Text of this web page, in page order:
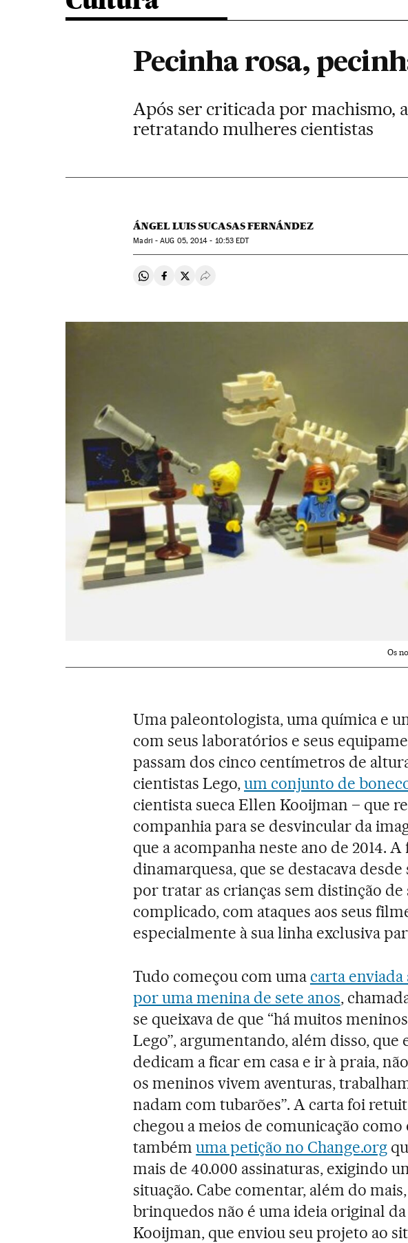
Pecinha rosa,
Após ser criticada por machismo,
retratando mulheres cientistas
ÁNGEL LUIS SUCASAS FERNÁNDEZ
Madri -AUG 05, 2014 - 10:53 EDT
Compartir en Whatsapp
Compartir en Facebook
Compartir en Twitter
Desplegar Redes Sociales
Os
Uma paleontologista, uma química e
com seus laboratórios e seus
passam dos cinco centímetros de
cientistas Lego,um conjunto de
cientista sueca Ellen Kooijman – que
companhia para se desvincular da
que a acompanha neste ano de 2014.
dinamarquesa, que se destacava desde
por tratar as crianças sem distinção de
complicado, com ataques aos seus
especialmente à sua linha exclusiva
Tudo começou com uma carta
por uma menina de sete anos,
se queixava de que “há muitos
Lego”, argumentando, além disso, que
dedicam a ficar em casa e ir à praia,
os meninos vivem aventuras,
nadam com tubarões”. A carta foi
chegou a meios de comunicação como
tambémuma petição no Change.org
mais de 40.000 assinaturas, exigindo
situação. Cabe comentar, além do
brinquedos não é uma ideia original
Kooijman, que enviou seu projeto ao